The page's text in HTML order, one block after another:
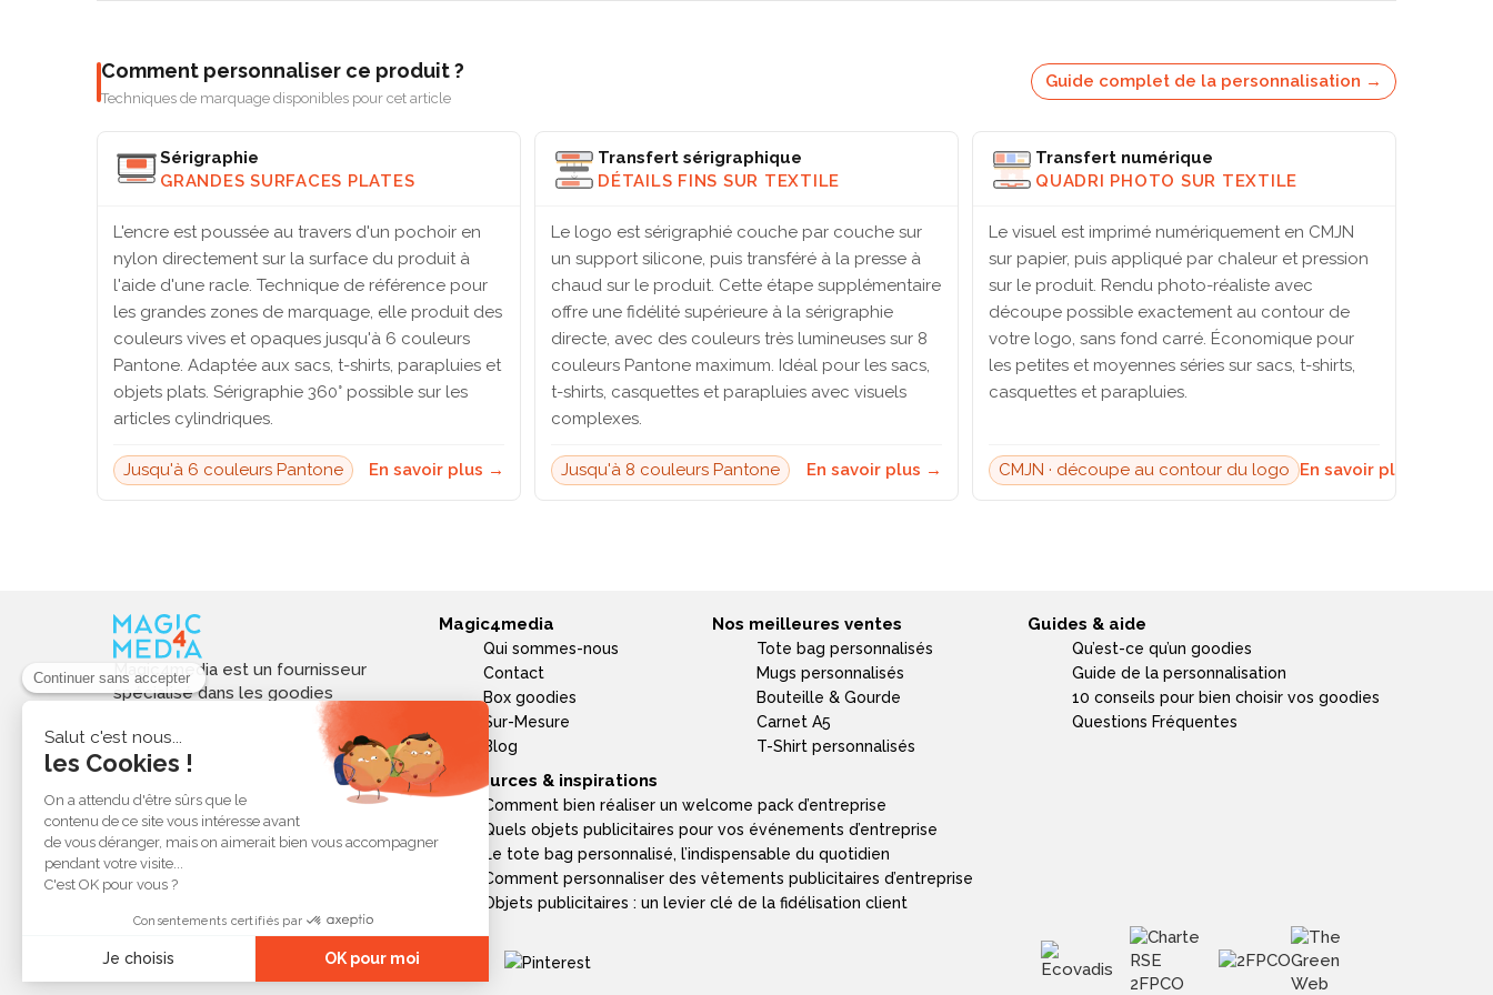
Comment personnaliser ce produit ?
Techniques de marquage disponibles pour cet article
Guide complet de la personnalisation →
Sérigraphie
GRANDES SURFACES PLATES
L'encre est poussée au travers d'un pochoir en
nylon directement sur la surface du produit à
l'aide d'une racle. Technique de référence pour
les grandes zones de marquage, elle produit des
couleurs vives et opaques jusqu'à 6 couleurs
Pantone. Adaptée aux sacs, t-shirts, parapluies et
objets plats. Sérigraphie 360° possible sur les
articles cylindriques.
Jusqu'à 6 couleurs Pantone En savoir plus →
Transfert sérigraphique
DÉTAILS FINS SUR TEXTILE
Le logo est sérigraphié couche par couche sur
un support silicone, puis transféré à la presse à
chaud sur le produit. Cette étape supplémentaire
offre une fidélité supérieure à la sérigraphie
directe, avec des couleurs très lumineuses sur 8
couleurs Pantone maximum. Idéal pour les sacs,
t-shirts, casquettes et parapluies avec visuels
complexes.
Jusqu'à 8 couleurs Pantone En savoir plus →
Transfert numérique
QUADRI PHOTO SUR TEXTILE
Le visuel est imprimé numériquement en CMJN
sur papier, puis appliqué par chaleur et pression
sur le produit. Rendu photo-réaliste avec
découpe possible exactement au contour de
votre logo, sans fond carré. Économique pour
les petites et moyennes séries sur sacs, t-shirts,
casquettes et parapluies.
CMJN · découpe au contour du logo En savoir plus →
Magic4media est un fournisseur
spécialisé dans les goodies
personnalisés et objets publicitaires
pour les entreprises. Nous
sélectionnons des produits utiles,
tendances et responsables pour
valoriser votre image de marque,
soutenir vos actions de
communication et réussir vos
opérations événementielles,
Magic4media
Qui sommes-nous
Contact
Box goodies
Sur-Mesure
Blog
Nos meilleures ventes
Tote bag personnalisés
Mugs personnalisés
Bouteille & Gourde
Carnet A5
T-Shirt personnalisés
Guides & aide
Qu’est-ce qu’un goodies
Guide de la personnalisation
10 conseils pour bien choisir vos goodies
Questions Fréquentes
Ressources & inspirations
Comment bien réaliser un welcome pack d’entreprise
Quels objets publicitaires pour vos événements d’entreprise
Le tote bag personnalisé, l’indispensable du quotidien
Comment personnaliser des vêtements publicitaires d’entreprise
Objets publicitaires : un levier clé de la fidélisation client